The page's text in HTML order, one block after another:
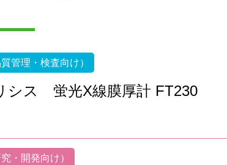
管理・検査向け）
シス 蛍光X線膜厚計 FT230
・開発向け）